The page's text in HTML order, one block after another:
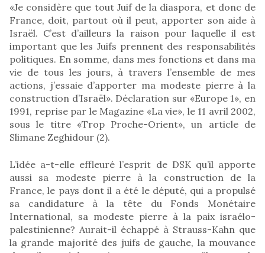
«Je considère que tout Juif de la diaspora, et donc de
France, doit, partout où il peut, apporter son aide à
Israël. C’est d’ailleurs la raison pour laquelle il est
important que les Juifs prennent des responsabilités
politiques. En somme, dans mes fonctions et dans ma
vie de tous les jours, à travers l’ensemble de mes
actions, j’essaie d’apporter ma modeste pierre à la
construction d’Israël». Déclaration sur «Europe 1», en
1991, reprise par le Magazine «La vie», le 11 avril 2002,
sous le titre «Trop Proche-Orient», un article de
Slimane Zeghidour (2).
L’idée a-t-elle effleuré l’esprit de DSK qu’il apporte
aussi sa modeste pierre à la construction de la
France, le pays dont il a été le député, qui a propulsé
sa candidature à la tête du Fonds Monétaire
International, sa modeste pierre à la paix israélo-
palestinienne? Aurait-il échappé à Strauss-Kahn que
la grande majorité des juifs de gauche, la mouvance